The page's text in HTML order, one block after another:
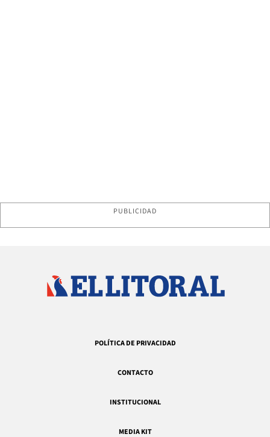
PUBLICIDAD
POLÍTICA DE PRIVACIDAD
CONTACTO
INSTITUCIONAL
MEDIA KIT